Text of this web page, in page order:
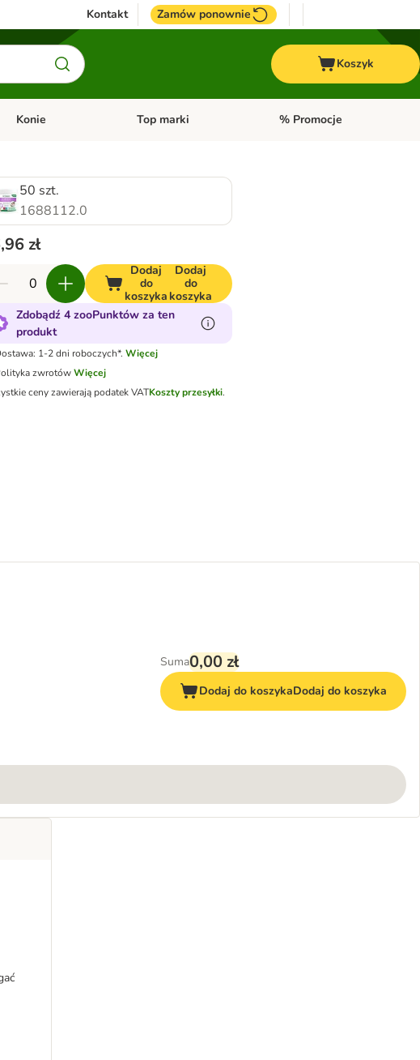
Kontakt Zamów ponownie
Koszyk
Akwarystyka
Otwórz menu kategorii: Ptaki
Konie Otwórz menu kategorii: Konie
Top marki Otwórz menu kategorii: Top
% Promocje
50 szt.
1688112.0
zł
Dodaj
do
koszyka
Dodaj
do
koszyka
Zdobądź 4 zooPunktów za ten
produkt
1-2 dni roboczych*. Więcej
zwrotówWięcej
ceny zawierają podatek VATKoszty przesyłki.
Suma0,00 zł
Dodaj do koszykaDodaj do koszyka